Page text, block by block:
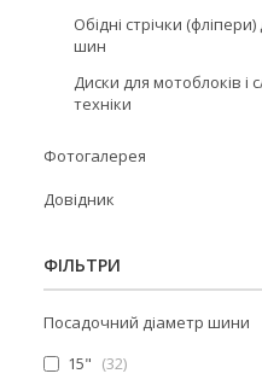
Обідні стрічки (фліпери)
шин
Диски для мотоблоків і
техніки
Фотогалерея
Довідник
ФІЛЬТРИ
Посадочний діаметр шини
15"
32